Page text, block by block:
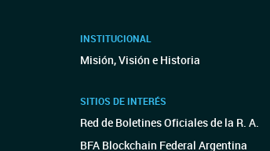
INSTITUCIONAL
Misión, Visión e Historia
SITIOS DE INTERÉS
Red de Boletines Oficiales de la R. A.
BFA Blockchain Federal Argentina